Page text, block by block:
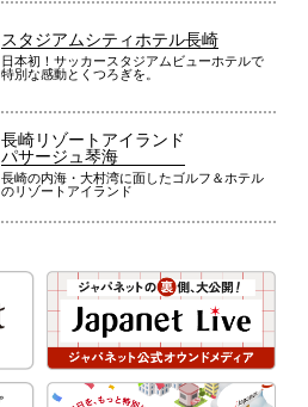
スタジアムシティホテル長崎
日本初！サッカースタジアムビューホテルで
特別な感動とくつろぎを。
長崎リゾートアイランド
パサージュ琴海
長崎の内海・大村湾に面したゴルフ＆ホテル
のリゾートアイランド